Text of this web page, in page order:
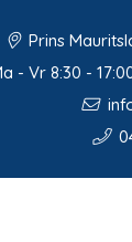
Prins
- Vr 8:30 -